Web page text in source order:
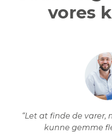
vores
“Let at finde de varer,
kunne gemme